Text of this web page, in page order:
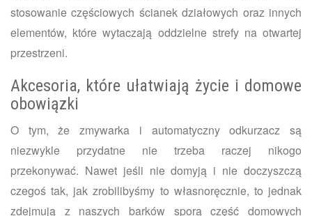
stosowanie częściowych ścianek działowych oraz innych
elementów, które wytaczają oddzielne strefy na otwartej
przestrzeni.
Akcesoria, które ułatwiają życie i domowe
obowiązki
O tym, żezmywarka i automatyczny odkurzacz są
niezwykle przydatne nie trzeba raczej nikogo
przekonywać. Nawet jeśli nie domyją i nie doczyszczą
czegoś tak, jak zrobilibyśmy to własnoręcznie, to jednak
zdejmują z naszych barków sporą część domowych